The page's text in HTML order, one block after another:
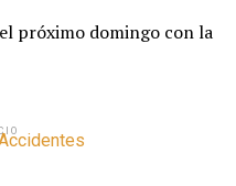
próximo domingo con la